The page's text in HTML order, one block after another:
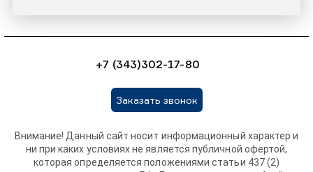
+7 (343)302-17-80
Заказать звонок
Внимание! Данный сайт носит информационный характер и
ни при каких условиях не является публичной офертой,
которая определяется положениями статьи 437 (2)